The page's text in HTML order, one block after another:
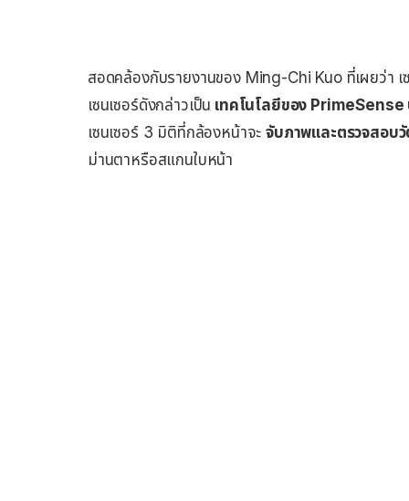
สอดคล้องกับรายงานของ Ming-Chi Kuo ที่เผยว่า
เซนเซอร์ดังกล่าวเป็น เทคโนโลยีของ
เซนเซอร์ 3 มิติที่กล้องหน้าจะจับภาพและตรวจสอบ
ม่านตาหรือสแกนใบหน้า